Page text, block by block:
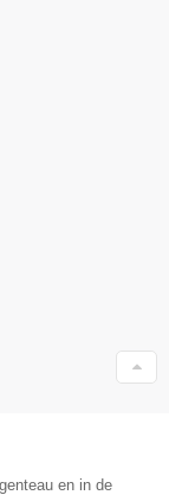
en in de